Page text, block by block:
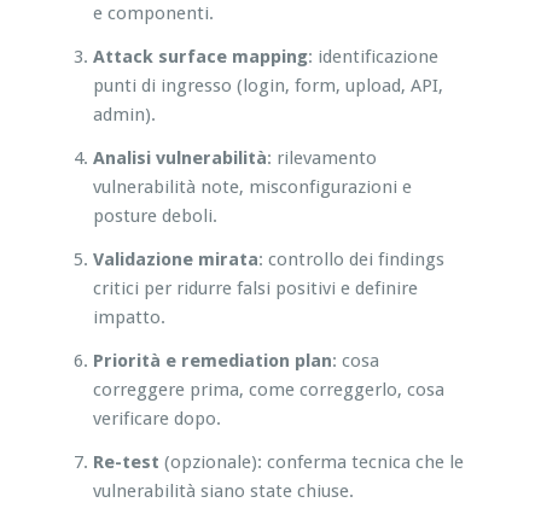
e componenti.
Attack surface mapping: identificazione
punti di ingresso (login, form, upload, API,
admin).
Analisi vulnerabilità: rilevamento
vulnerabilità note, misconfigurazioni e
posture deboli.
Validazione mirata: controllo dei findings
critici per ridurre falsi positivi e definire
impatto.
Priorità e remediation plan: cosa
correggere prima, come correggerlo, cosa
verificare dopo.
Re-test (opzionale): conferma tecnica che le
vulnerabilità siano state chiuse.